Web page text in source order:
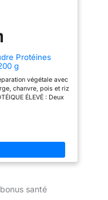
vegan, contenant 70% de
ratio pour obtenir un
en acides aminés au plus
de 80% de protéines,
de BCAA, limitant les
et dotée d'une
portion contient 24 g de
5,6 g de BCAA et 11,6
posologie de la protéine
Nutripure est de 1 à 2
de 30 g par jour,
également mélanger ce
Protéines
g
végétale avec
chanvre, pois et riz
ÉLEVÉ : Deux
végétale sans
: À intégrer
ou un yaourt pour un
HAUSER :
votre bien-être au
santé